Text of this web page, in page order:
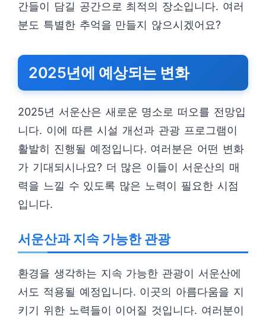
간들이 담길 공간으로 최적의 장소입니다. 여러
분도 특별한 추억을 만들지 않으시겠어요?
2025년에 예상되는 변화
2025년 서운산은 새로운 명소로 떠오를 전망입
니다. 이에 따른 시설 개선과 관광 프로그램이
활발히 진행될 예정입니다. 여러분은 어떤 변화
가 기대되시나요? 더 많은 이들이 서운산의 매
력을 느낄 수 있도록 많은 노력이 필요한 시점
입니다.
서운산과 지속 가능한 관광
환경을 생각하는 지속 가능한 관광이 서운산에
서도 적용될 예정입니다. 이곳의 아름다움을 지
키기 위한 노력들이 이어질 것입니다. 여러분이